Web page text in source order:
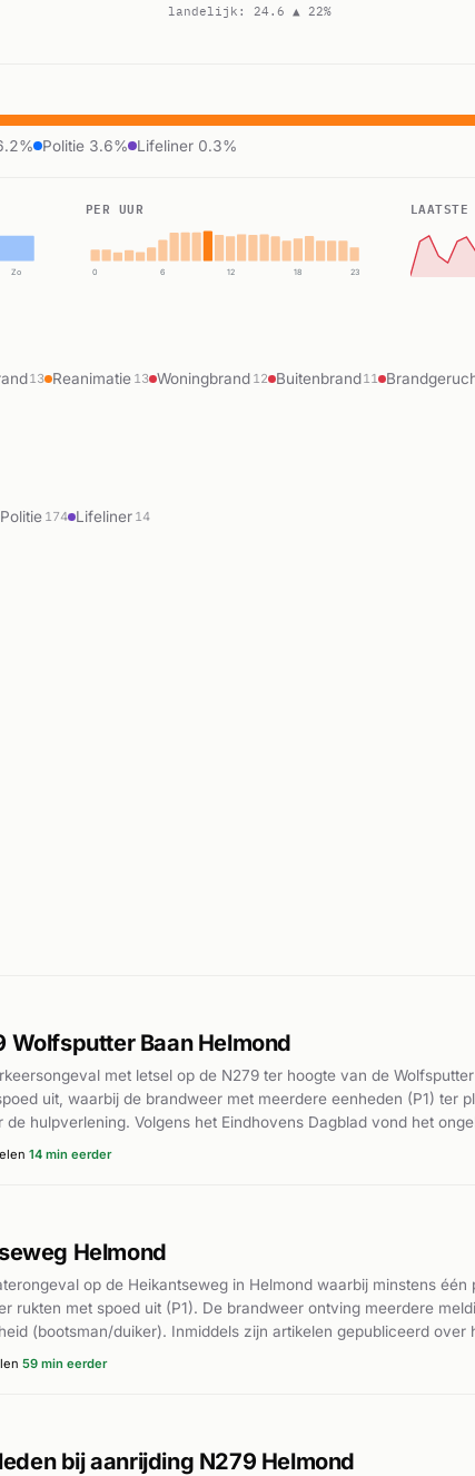
landelijk: 24.6 ▲ 22%
Politie 3.6% Lifeliner 0.3%
Zo
PER UUR
0 6 12 18 23
13 Reanimatie 13 Woningbrand 12 Buitenbrand11
Politie 174 Lifeliner 14
Baan Helmond
met letsel op de N279 ter hoogte van de
uit, waarbij de brandweer met meerdere eenheden (P1) ter
hulpverlening. Volgens het Eindhovens Dagblad vond het
De N279 is een bekende locatie voor
14 min eerder
Helmond
op de Heikantseweg in Helmond waarbij minstens één
rukten met spoed uit (P1). De brandweer ontving meerdere
(bootsman/duiker). Inmiddels zijn artikelen gepubliceerd over
het aantal slachtoffers, hun toestand of afloop van de redding.
59 min eerder
bij aanrijding N279 Helmond